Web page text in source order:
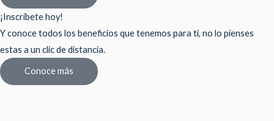
¡Inscríbete hoy!
Y conoce todos los beneficios que tenemos para ti, no lo pienses
estas a un clic de distancia.
Conoce más